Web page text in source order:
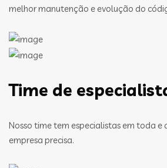
melhor manutenção e evolução do
Time de
Nosso time tem especialistas em toda e
empresa precisa.